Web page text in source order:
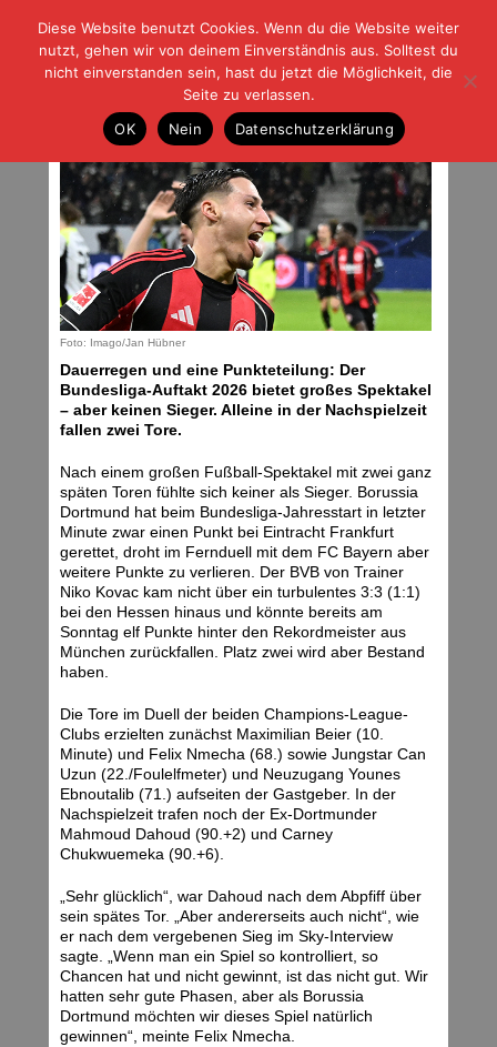
| | |BLOG-GFußball und der Rest
HOME|REGELN|IMPRESSUM |DATENSCHUTZ
Spektakel ohne Sieger
Samstag, 10.01.26 | 06:40 Uhr
Foto: Imago/Jan Hübner
Dauerregen und eine Punkteteilung: Der
Bundesliga-Auftakt 2026 bietet großes Spektakel
– aber keinen Sieger. Alleine in der Nachspielzeit
fallen zwei Tore.
Nach einem großen Fußball-Spektakel mit zwei ganz
späten Toren fühlte sich keiner als Sieger. Borussia
Dortmund hat beim Bundesliga-Jahresstart in letzter
Minute zwar einen Punkt bei Eintracht Frankfurt
gerettet, droht im Fernduell mit dem FC Bayern aber
weitere Punkte zu verlieren. Der BVB von Trainer
Niko Kovac kam nicht über ein turbulentes 3:3 (1:1)
bei den Hessen hinaus und könnte bereits am
Sonntag elf Punkte hinter den Rekordmeister aus
München zurückfallen. Platz zwei wird aber Bestand
haben.
Die Tore im Duell der beiden Champions-League-
Clubs erzielten zunächst Maximilian Beier (10.
Minute) und Felix Nmecha (68.) sowie Jungstar Can
Uzun (22./Foulelfmeter) und Neuzugang Younes
Ebnoutalib (71.) aufseiten der Gastgeber. In der
Nachspielzeit trafen noch der Ex-Dortmunder
Mahmoud Dahoud (90.+2) und Carney
Chukwuemeka (90.+6).
„Sehr glücklich“, war Dahoud nach dem Abpfiff über
sein spätes Tor. „Aber andererseits auch nicht“, wie
er nach dem vergebenen Sieg im Sky-Interview
sagte. „Wenn man ein Spiel so kontrolliert, so
Chancen hat und nicht gewinnt, ist das nicht gut. Wir
hatten sehr gute Phasen, aber als Borussia
Dortmund möchten wir dieses Spiel natürlich
gewinnen“, meinte Felix Nmecha.
Diese Website benutzt Cookies. Wenn du die Website weiter
nutzt, gehen wir von deinem Einverständnis aus. Solltest du
nicht einverstanden sein, hast du jetzt die Möglichkeit, die
Seite zu verlassen.
OK
Nein Datenschutzerklärung